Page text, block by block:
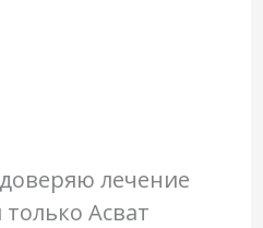
лечение
Асват